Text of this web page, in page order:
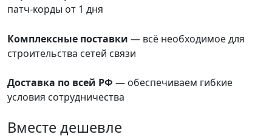
патч-корды от 1 дня
Комплексные поставки — всё необходимое для
строительства сетей связи
Доставка по всей РФ — обеспечиваем гибкие
условия сотрудничества
Вместе дешевле